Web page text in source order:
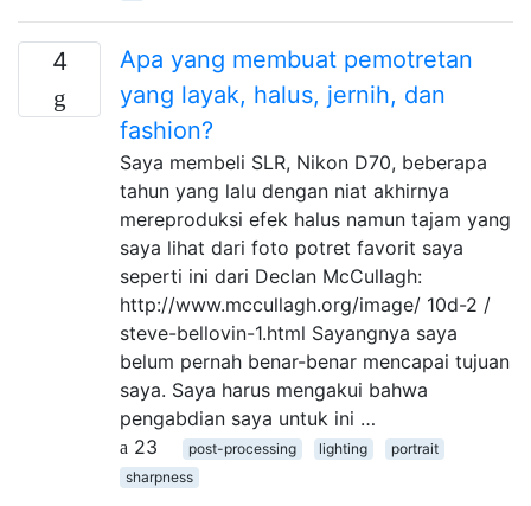
4
Apa yang membuat pemotretan
yang layak, halus, jernih, dan
fashion?
Saya membeli SLR, Nikon D70, beberapa
tahun yang lalu dengan niat akhirnya
mereproduksi efek halus namun tajam yang
saya lihat dari foto potret favorit saya
seperti ini dari Declan McCullagh:
http://www.mccullagh.org/image/ 10d-2 /
steve-bellovin-1.html Sayangnya saya
belum pernah benar-benar mencapai tujuan
saya. Saya harus mengakui bahwa
pengabdian saya untuk ini …
23
post-processing lighting
portrait
sharpness